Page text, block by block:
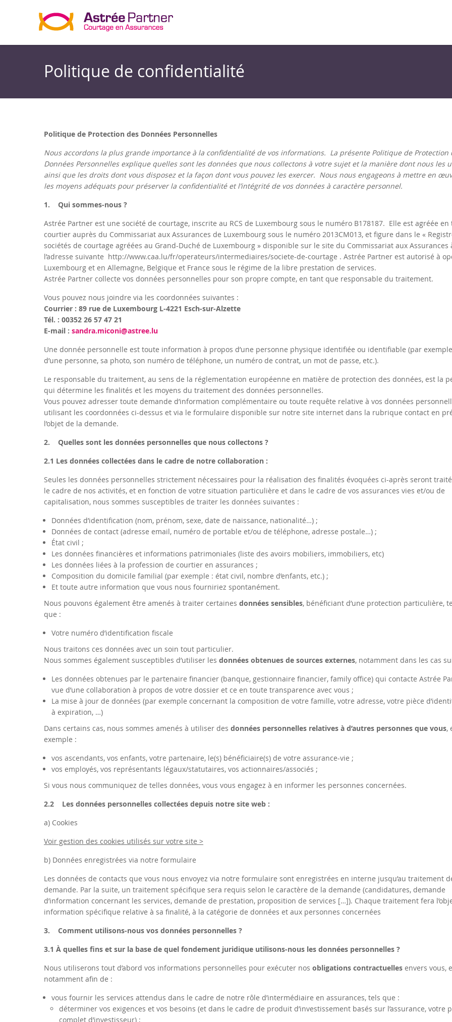
Politique de confidentialité
Politique de Protection des Données Personnelles
Nous accordons la plus grande importance à la confidentialité de vos informations. La présente Politique de Protection
Données Personnelles explique quelles sont les données que nous collectons à votre sujet et la manière dont nous les
ainsi que les droits dont vous disposez et la façon dont vous pouvez les exercer. Nous nous engageons à mettre en
les moyens adéquats pour préserver la confidentialité et l’intégrité de vos données à caractère personnel.
1. Qui sommes-nous ?
Astrée Partner est une société de courtage, inscrite au RCS de Luxembourg sous le numéro B178187. Elle est agréée en
courtier auprès du Commissariat aux Assurances de Luxembourg sous le numéro 2013CM013, et figure dans le «
sociétés de courtage agréées au Grand-Duché de Luxembourg » disponible sur le site du Commissariat aux Assurances
l’adresse suivante http://www.caa.lu/fr/operateurs/intermediaires/societe-de-courtage . Astrée Partner est autorisé à
Luxembourg et en Allemagne, Belgique et France sous le régime de la libre prestation de services.
Astrée Partner collecte vos données personnelles pour son propre compte, en tant que responsable du traitement.
Vous pouvez nous joindre via les coordonnées suivantes :
Courrier : 89 rue de Luxembourg L-4221 Esch-sur-Alzette
Tél. : 00352 26 57 47 21
E-mail : sandra.miconi@astree.lu
Une donnée personnelle est toute information à propos d’une personne physique identifiée ou identifiable (par
d’une personne, sa photo, son numéro de téléphone, un numéro de contrat, un mot de passe, etc.).
Le responsable du traitement, au sens de la réglementation européenne en matière de protection des données, est la
qui détermine les finalités et les moyens du traitement des données personnelles.
Vous pouvez adresser toute demande d’information complémentaire ou toute requête relative à vos données
utilisant les coordonnées ci-dessus et via le formulaire disponible sur notre site internet dans la rubrique contact en
l’objet de la demande.
2. Quelles sont les données personnelles que nous collectons ?
2.1 Les données collectées dans le cadre de notre collaboration :
Seules les données personnelles strictement nécessaires pour la réalisation des finalités évoquées ci-après seront
le cadre de nos activités, et en fonction de votre situation particulière et dans le cadre de vos assurances vies et/ou de
capitalisation, nous sommes susceptibles de traiter les données suivantes :
Données d’identification (nom, prénom, sexe, date de naissance, nationalité…) ;
Données de contact (adresse email, numéro de portable et/ou de téléphone, adresse postale…) ;
État civil ;
Les données financières et informations patrimoniales (liste des avoirs mobiliers, immobiliers, etc)
Les données liées à la profession de courtier en assurances ;
Composition du domicile familial (par exemple : état civil, nombre d’enfants, etc.) ;
Et toute autre information que vous nous fourniriez spontanément.
Nous pouvons également être amenés à traiter certaines données sensibles, bénéficiant d’une protection particulière,
que :
Votre numéro d’identification fiscale
Nous traitons ces données avec un soin tout particulier.
Nous sommes également susceptibles d’utiliser les données obtenues de sources externes, notamment dans les cas
Les données obtenues par le partenaire financier (banque, gestionnaire financier, family office) qui contacte Astrée
vue d’une collaboration à propos de votre dossier et ce en toute transparence avec vous ;
La mise à jour de données (par exemple concernant la composition de votre famille, votre adresse, votre pièce
à expiration, …)
Dans certains cas, nous sommes amenés à utiliser des données personnelles relatives à d’autres personnes que vous,
exemple :
vos ascendants, vos enfants, votre partenaire, le(s) bénéficiaire(s) de votre assurance-vie ;
vos employés, vos représentants légaux/statutaires, vos actionnaires/associés ;
Si vous nous communiquez de telles données, vous vous engagez à en informer les personnes concernées.
2.2 Les données personnelles collectées depuis notre site web :
a) Cookies
Voir gestion des cookies utilisés sur votre site >
b) Données enregistrées via notre formulaire
Les données de contacts que vous nous envoyez via notre formulaire sont enregistrées en interne jusqu’au traitement
demande. Par la suite, un traitement spécifique sera requis selon le caractère de la demande (candidatures, demande
d’information concernant les services, demande de prestation, proposition de services […]). Chaque traitement fera
information spécifique relative à sa finalité, à la catégorie de données et aux personnes concernées
3. Comment utilisons-nous vos données personnelles ?
3.1 À quelles fins et sur la base de quel fondement juridique utilisons-nous les données personnelles ?
Nous utiliserons tout d’abord vos informations personnelles pour exécuter nos obligations contractuelles envers vous,
notamment afin de :
vous fournir les services attendus dans le cadre de notre rôle d’intermédiaire en assurances, tels que :
déterminer vos exigences et vos besoins (et dans le cadre de produit d’investissement basés sur l’assurance, votre
complet d’investisseur) ;